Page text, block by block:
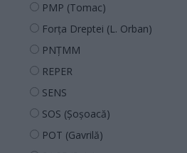
PMP (Tomac)
Forța Dreptei (L. Orban)
PNȚMM
REPER
SENS
SOS (Șoșoacă)
POT (Gavrilă)